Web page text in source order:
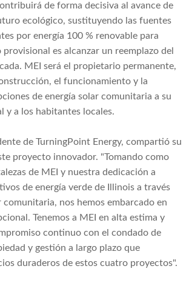
de forma decisiva al avance de
ecológico, sustituyendo las fuentes
por energía 100 % renovable para
es alcanzar un reemplazo del
MEI será el propietario permanente,
el funcionamiento y la
de energía solar comunitaria a su
y a los habitantes locales.
de TurningPoint Energy, compartió su
proyecto innovador. "Tomando como
de MEI y nuestra dedicación a
de energía verde de Illinois a través
comunitaria, nos hemos embarcado en
Tenemos a MEI en alta estima y
continuo con el condado de
y gestión a largo plazo que
duraderos de estos cuatro proyectos".